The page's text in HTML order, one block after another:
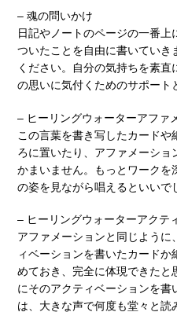
– 魂の問いかけ
日記やノートのページの一番
ついたことを自由に書いていき
ください。自分の気持ちを素
の思いに気付くためのサポート
– ヒーリングウォーターアファ
この言葉を書き写したカードや
ろに置いたり、アファメーショ
かまいません。もっとワーク
の姿を見ながら唱えるといいで
– ヒーリングウォーターアクテ
アファメーションと同じよう
ィベーションを書いたカード
めておき、完全に体現できた
にそのアクティベーションを
は、大きな声で何度も堂々と読